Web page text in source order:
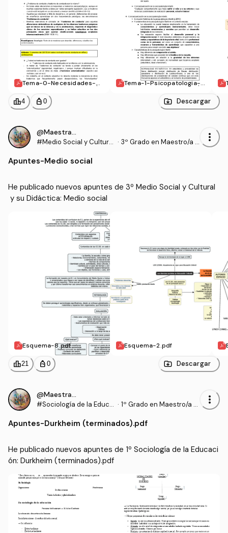
Tema-0-Necesidades-Ed
Tema-1-Psicopatologia-e
leaderboard4 personal_bag 0 Descargar
@Maestrasu
#Medio Social y Cultural · 3º Grado en Maestro/a d
more_vert
Apuntes-Medio social
He publicado nuevos apuntes de 3º Medio Social y Cultural
y su Didáctica: Medio social
Esquema-8.pdf Esquema-2.pdf
leaderboard21 personal_bag 0 Descargar
@Maestrasu
#Sociología de la Educa · 1º Grado en Maestro/a d
C)
more_vert
Apuntes-Durkheim (terminados).pdf
He publicado nuevos apuntes de 1º Sociología de la Educaci
ón: Durkheim (terminados).pdf